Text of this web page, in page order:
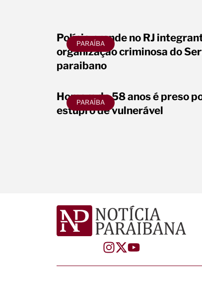
PARAÍBA
Polícia prende no RJ
organização criminosa do
paraibano
PARAÍBA
Homem de 58 anos é preso
estupro de vulnerável